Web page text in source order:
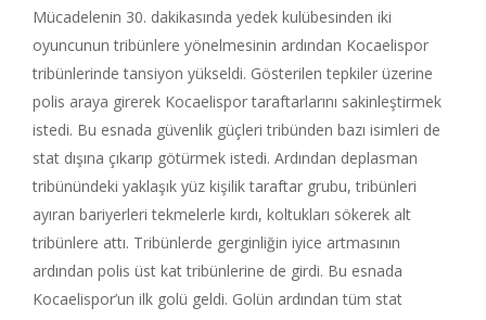
Mücadelenin 30. dakikasında yedek kulübesinden iki
oyuncunun tribünlere yönelmesinin ardından Kocaelispor
tribünlerinde tansiyon yükseldi. Gösterilen tepkiler üzerine
polis araya girerek Kocaelispor taraftarlarını sakinleştirmek
istedi. Bu esnada güvenlik güçleri tribünden bazı isimleri de
stat dışına çıkarıp götürmek istedi. Ardından deplasman
tribünündeki yaklaşık yüz kişilik taraftar grubu, tribünleri
ayıran bariyerleri tekmelerle kırdı, koltukları sökerek alt
tribünlere attı. Tribünlerde gerginliğin iyice artmasının
ardından polis üst kat tribünlerine de girdi. Bu esnada
Kocaelispor’un ilk golü geldi. Golün ardından tüm stat